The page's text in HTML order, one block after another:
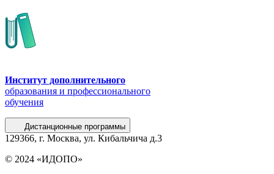
Институт дополнительного
образования и профессионального
обучения
Дистанционные программы
129366, г. Москва, ул. Кибальчича д.3
© 2024 «ИДОПО»